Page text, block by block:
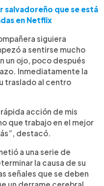
salvadoreño que se está
en Netflix
siguiera
a sentirse mucho
un ojo, poco después
Inmediatamente la
traslado al centro
acción de mis
que trabajo en el mejor
destacó.
a una serie de
la causa de su
señales que se deben